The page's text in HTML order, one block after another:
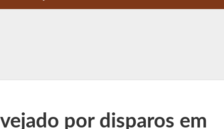
das Rodadas” focado em multiplicadores
por disparos em